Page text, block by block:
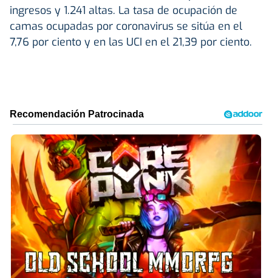
ingresos y 1.241 altas. La tasa de ocupación de
camas ocupadas por coronavirus se sitúa en el
7,76 por ciento y en las UCI en el 21,39 por ciento.